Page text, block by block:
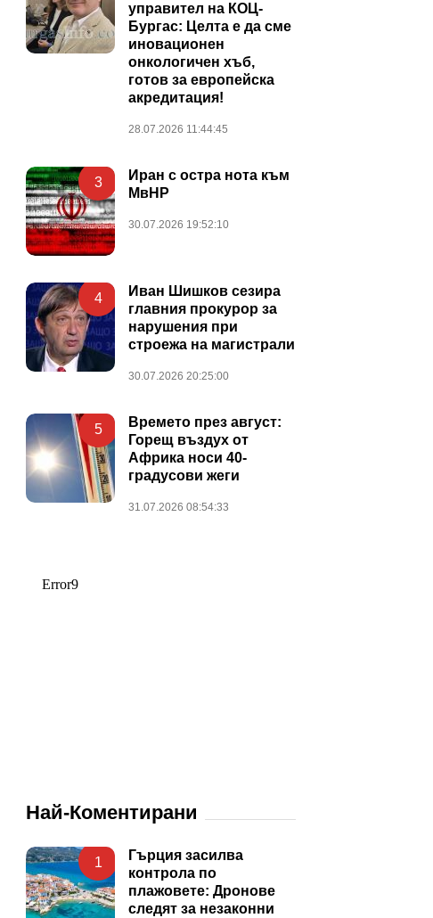
управител на КОЦ-
Бургас: Целта е да сме
иновационен
онкологичен хъб,
готов за европейска
акредитация!
28.07.2026 11:44:45
3
Иран с остра нота към
МвНР
30.07.2026 19:52:10
4
Иван Шишков сезира
главния прокурор за
нарушения при
строежа на магистрали
30.07.2026 20:25:00
5
Времето през август:
Горещ въздух от
Африка носи 40-
градусови жеги
31.07.2026 08:54:33
Най-Коментирани
1
Гърция засилва
контрола по
плажовете: Дронове
следят за незаконни